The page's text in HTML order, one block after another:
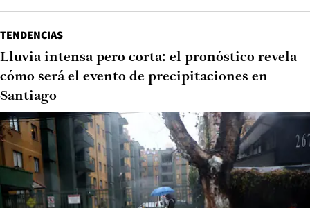
TENDENCIAS
Lluvia intensa pero corta: el pronóstico revela
cómo será el evento de precipitaciones en
Santiago